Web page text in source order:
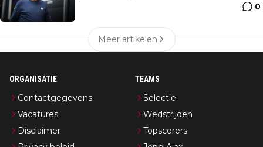
0
Meer artikelen
ORGANISATIE
Contactgegevens
Vacatures
Disclaimer
TEAMS
Selectie
Wedstrijden
Topscorers